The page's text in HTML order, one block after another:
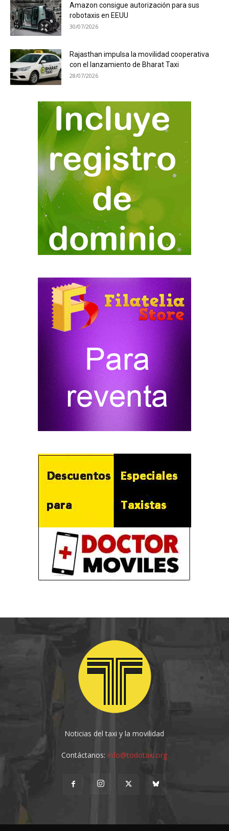
Amazon consigue autorización para sus
robotaxis en EEUU
30/07/2026
Rajasthan impulsa la movilidad cooperativa
con el lanzamiento de Bharat Taxi
28/07/2026
Noticias del taxi y la movilidad
Contáctanos:info@todotaxi.org